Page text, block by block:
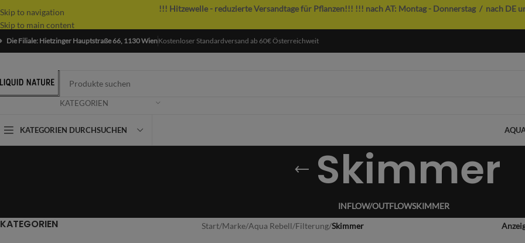
Skip to navigation
Skip to main content
!!! Hitzewelle - reduzierte Versandtage für Pflanzen!!! !!! nach AT: Montag - Donnerstag / nach DE
Die Filiale: Hietzinger Hauptstraße 66, 1130 WienKostenloser Standardversand ab 60€ Österreichweit
KATEGORIEN
KATEGORIEN DURCHSUCHEN
Skimmer
INFLOW/OUTFLOWSKIMMER
KATEGORIEN Start/Marke/Aqua Rebell/Filterung/Skimmer